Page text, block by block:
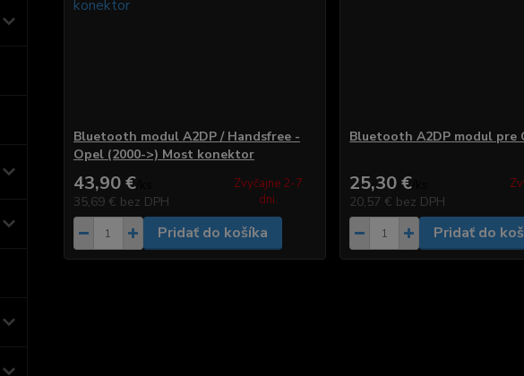
Bluetooth modul A2DP / Handsfree -
Opel (2000->) Most konektor
43,90 €/
35,69 € bez DPH
Zvyčajne 2-7
dni.
Pridať do košíka
Bluetooth A2DP modul pre
25,30 €
20,57 € bez DPH
Pridať do